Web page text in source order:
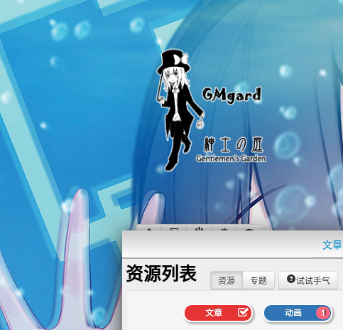
文章
资源列表 资源 专题 试试手气
文章 1
动画